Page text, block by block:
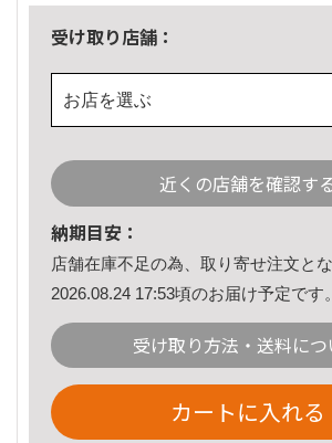
受け取り店舗：
お店を選ぶ
近くの店舗を確認す
納期目安：
店舗在庫不足の為、取り寄せ注文とな
2026.08.24 17:53頃のお届け予定です。
受け取り方法・送料につ
カートに入れる